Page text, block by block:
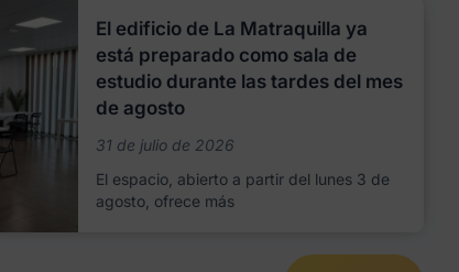
El edificio de La Matraquilla ya
está preparado como sala de
estudio durante las tardes del mes
de agosto
31 de julio de 2026
El espacio, abierto a partir del lunes 3 de
agosto, ofrece más